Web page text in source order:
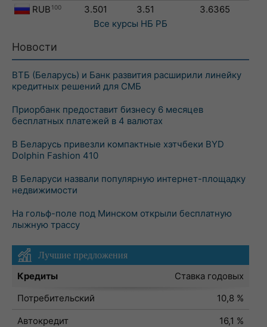
RUB 100 3.501 3.51
3.6365
Все курсы НБ РБ
Новости
ВТБ (Беларусь) и Банк развития расширили линейку
кредитных решений для СМБ
Приорбанк предоставит бизнесу 6 месяцев
бесплатных платежей в 4 валютах
В Беларусь привезли компактные хэтчбеки BYD
Dolphin Fashion 410
В Беларуси назвали популярную интернет-площадку
недвижимости
На гольф-поле под Минском открыли бесплатную
лыжную трассу
Лучшие предложения
Кредиты
Ставка годовых
Потребительский
10,8 %
Автокредит
16,1 %